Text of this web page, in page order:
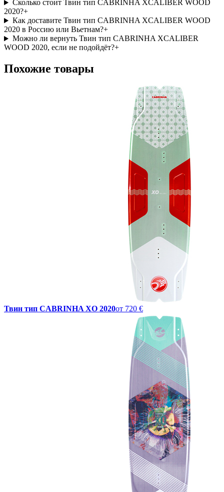
Сколько стоит Твин тип CABRINHA XCALIBER WOOD
2020?+
Как доставите Твин тип CABRINHA XCALIBER WOOD
2020 в Россию или Вьетнам?+
Можно ли вернуть Твин тип CABRINHA XCALIBER
WOOD 2020, если не подойдёт?+
Похожие товары
Твин тип CABRINHA XO 2020от 720 €